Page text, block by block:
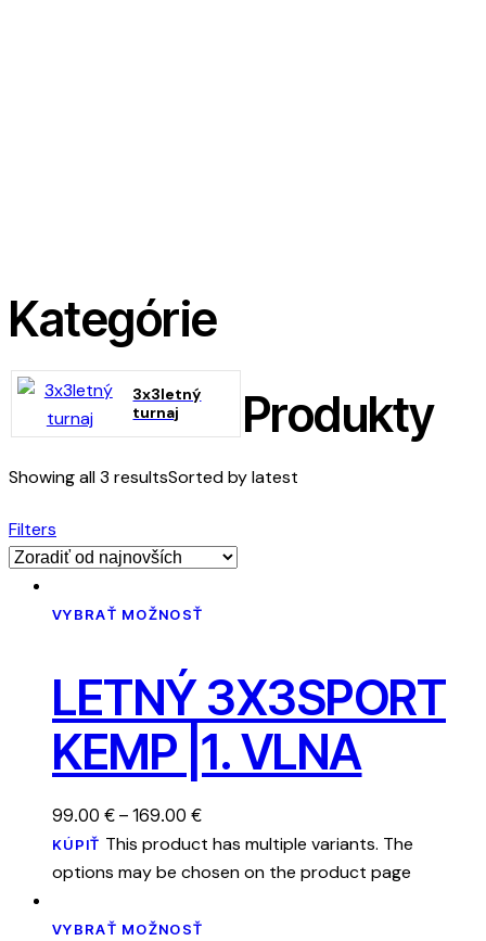
Kategórie
3x3letný
turnaj
Produkty
Showing all 3 resultsSorted by latest
Filters
VYBRAŤ MOŽNOSŤ
LETNÝ 3X3SPORT
KEMP |1. VLNA
99.00 € – 169.00 €
KÚPIŤ This product has multiple variants. The
options may be chosen on the product page
VYBRAŤ MOŽNOSŤ